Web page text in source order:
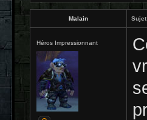
Malain
Héros Impressionnant